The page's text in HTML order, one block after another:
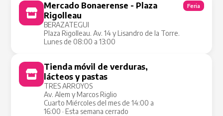
Mercado Bonaerense - Plaza
Rigolleau
BERAZATEGUI
Plaza Rigolleau. Av. 14 y Lisandro de la Torre.
Lunes de 08:00 a 13:00
Feria
Tienda móvil de verduras,
lácteos y pastas
TRES ARROYOS
Av. Alem y Marcos Riglio
Cuarto Miércoles del mes de 14:00 a
16:00 · Esta semana cerrado